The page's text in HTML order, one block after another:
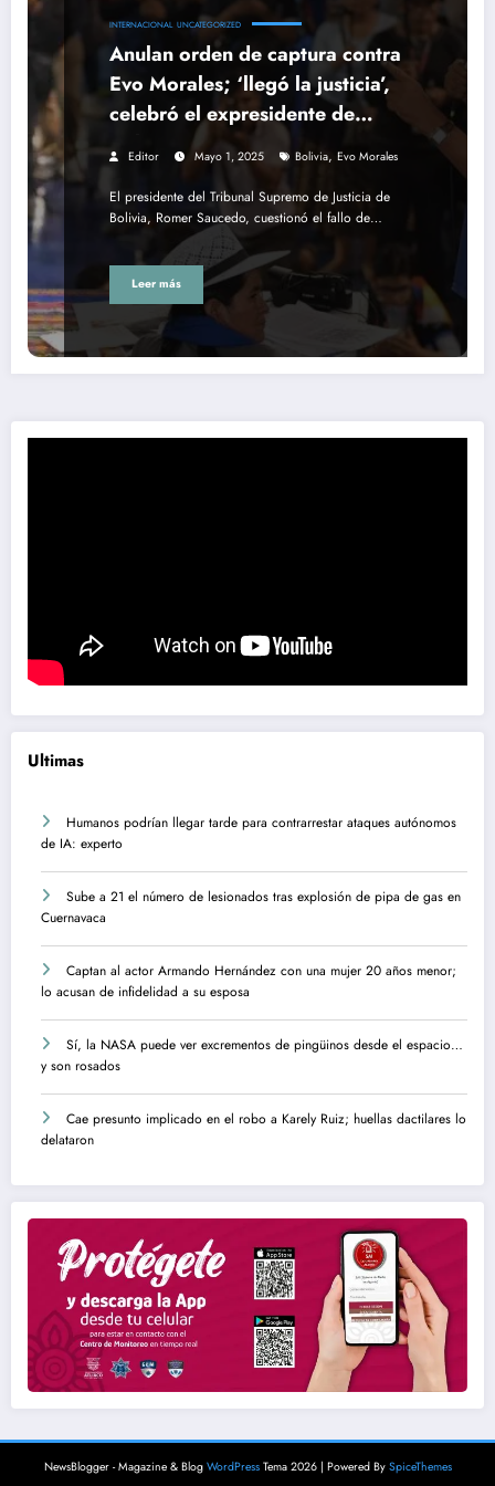
INTERNACIONAL UNCATEGORIZED
Anulan orden de captura contra
Evo Morales; ‘llegó la justicia’,
celebró el expresidente de
Bolivia
Editor Mayo 1, 2025 Bolivia, Evo Morales
El presidente del Tribunal Supremo de Justicia de
Bolivia, Romer Saucedo, cuestionó el fallo de…
Leer más
Ultimas
Humanos podrían llegar tarde para contrarrestar ataques autónomos
de IA: experto
Sube a 21 el número de lesionados tras explosión de pipa de gas en
Cuernavaca
Captan al actor Armando Hernández con una mujer 20 años menor;
lo acusan de infidelidad a su esposa
Sí, la NASA puede ver excrementos de pingüinos desde el espacio…
y son rosados
Cae presunto implicado en el robo a Karely Ruiz; huellas dactilares lo
delataron
NewsBlogger - Magazine & Blog WordPressTema 2026 | Powered By SpiceThemes